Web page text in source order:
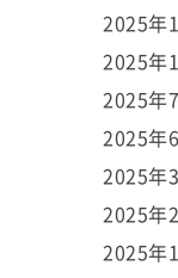
2025年
2025年
2025年
2025年
2025年
2025年
2025年